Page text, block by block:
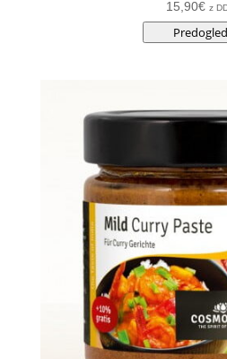
15,90€ z
Predogled